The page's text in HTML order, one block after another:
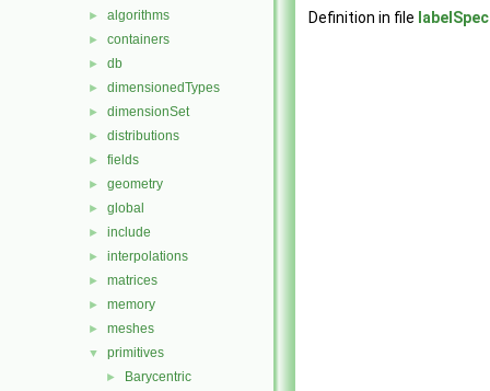
► algorithms
► containers
► db
► dimensionedTypes
► dimensionSet
► distributions
► fields
► geometry
► global
► include
► interpolations
► matrices
► memory
► meshes
▼ primitives
► Barycentric
Definition in file